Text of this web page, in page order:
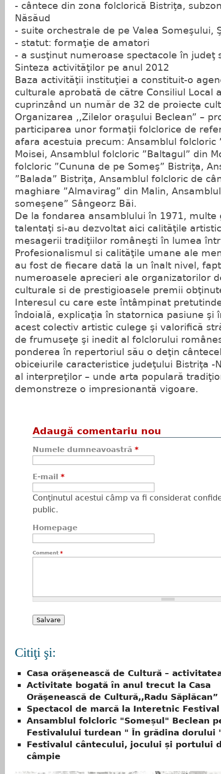
- cântece din zona folclorică Bistriţa,
Năsăud
- suite orchestrale de pe Valea Someşului,
- statut: formaţie de amatori
- a susţinut numeroase spectacole în judeţ
Sinteza activităţilor pe anul 2012
Baza activităţii instituţiei a constituit-o
culturale aprobată de către Consiliul Local
cuprinzând un număr de 32 de proiecte
Organizarea ,,Zilelor oraşului Beclean” –
participarea unor formaţii folclorice de
afara acestuia precum: Ansamblul folcloric
Moisei, Ansamblul folcloric ”Baltagul” din
folcloric ”Cununa de pe Someş” Bistriţa,
”Balada” Bistriţa, Ansamblul folcloric de
maghiare ”Almavirag” din Malin,
someşene” Sângeorz Băi.
De la fondarea ansamblului în 1971,
talentaţi si-au dezvoltat aici calităţile
mesagerii tradiţiilor româneşti în lumea
Profesionalismul si calităţile umane ale
au fost de fiecare dată la un înalt nivel,
numeroasele aprecieri ale organizatorilor
culturale si de prestigioasele premii
Interesul cu care este întâmpinat
îndoială, explicaţia în statornica pasiune şi
acest colectiv artistic culege şi valorifică
de frumuseţe şi inedit al folclorului
ponderea în repertoriul său o deţin
obiceiurile caracteristice judeţului Bistriţa -
al interpreţilor – unde arta populară
demonstreze o impresionantă vigoare.
Adaugă comentariu nou
Numele dumneavoastră *
E-mail *
Conţinutul acestui câmp va fi considerat
public.
Homepage
Comment *
Citiţi şi:
Casa orăşenească de Cultură –
Activitate bogată în anul trecut la Casa
Orăşenească de Cultură,,Radu Săplăcan”
Spectacol de marcă la Interetnic Festival
Ansamblul folcloric "Someșul" Beclean
Festivalului turdean " În grădina dorului
Festivalul cântecului, jocului și portului
câmpie